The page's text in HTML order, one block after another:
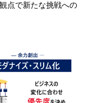
点で新たな挑戦への